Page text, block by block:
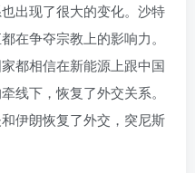
出现了很大的变化。沙特
在争夺宗教上的影响力。
都相信在新能源上跟中国
线下，恢复了外交关系。
伊朗恢复了外交，突尼斯